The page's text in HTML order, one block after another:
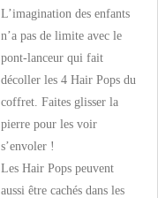
L’imagination des enfants
n’a pas de limite avec le
pont-lanceur qui fait
décoller les 4 Hair Pops du
coffret. Faites glisser la
pierre pour les voir
s’envoler !
Les Hair Pops peuvent
aussi être cachés dans les